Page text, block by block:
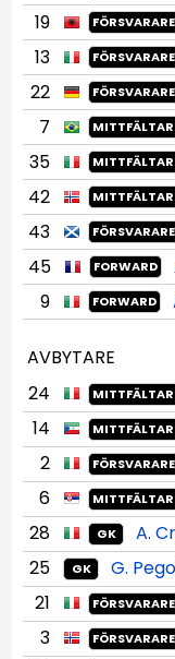
19
FÖRSVARARE
13
FÖRSVARARE
22
FÖRSVARARE
7
35
42
43 FÖRSVARARE
45
FORWARD
9 FORWARD
AVBYTARE
24
14
2 FÖRSVARARE
6
28 GK
A.
25
GK
G.
21
FÖRSVARARE
3
FÖRSVARARE